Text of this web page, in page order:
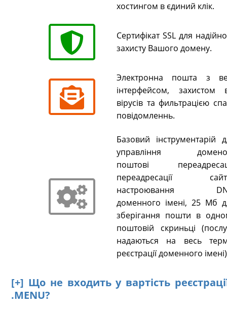
хостингом в єдиний клік.
Сертифікат SSL для
захисту Вашого домену.
Электронна пошта з
інтерфейсом, захистом
вірусів та фильтрацією
повідомленнь.
Базовий інструментарій
управління
поштові
переадресації
настроювання
доменного імені, 25 Мб
зберігання пошти в
поштовій скриньці
надаються на весь
реєстрації доменного
[+] Що не входить у вартість
.MENU?